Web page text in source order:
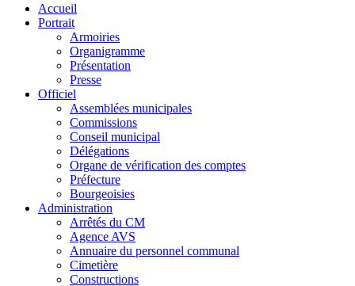
Accueil
Portrait
Armoiries
Organigramme
Présentation
Presse
Officiel
Assemblées municipales
Commissions
Conseil municipal
Délégations
Organe de vérification des comptes
Préfecture
Bourgeoisies
Administration
Arrêtés du CM
Agence AVS
Annuaire du personnel communal
Cimetière
Constructions